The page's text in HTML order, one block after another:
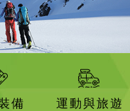
備 運動與旅遊